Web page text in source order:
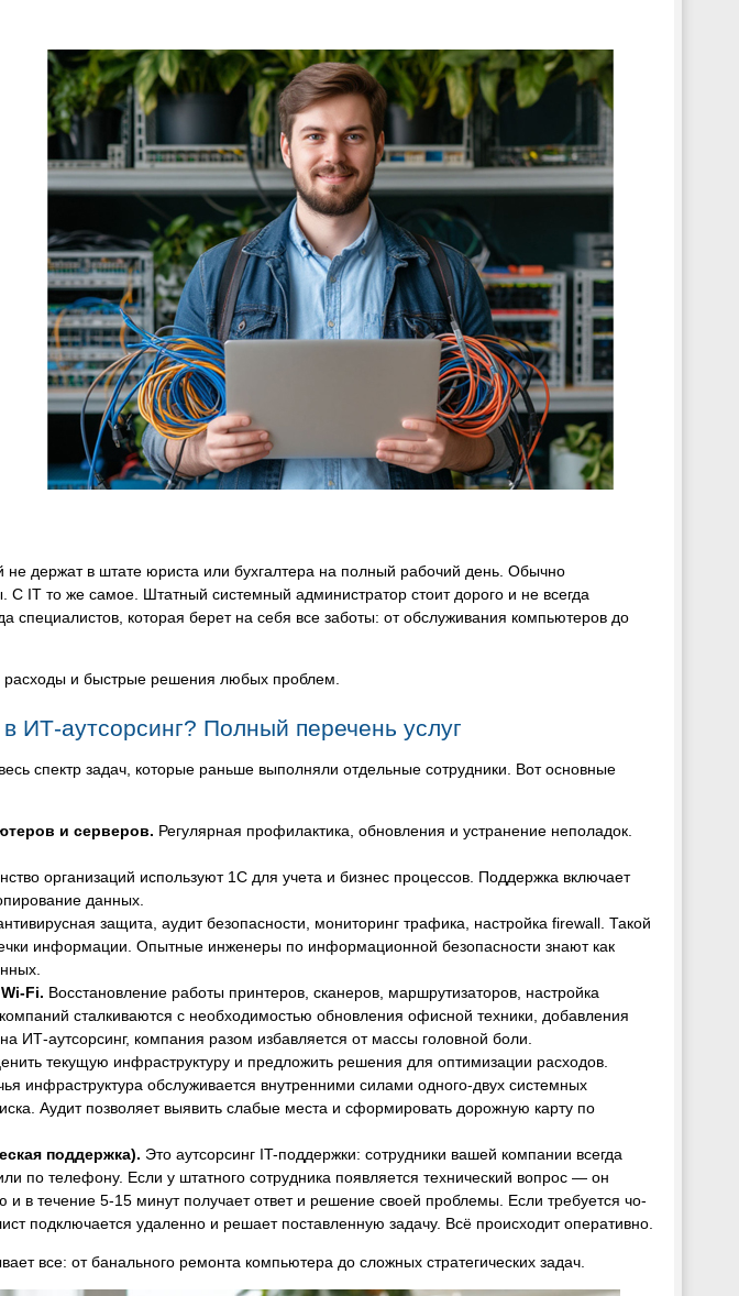
не держат в штате юриста или бухгалтера на полный рабочий день. Обычно
IT то же самое. Штатный системный администратор стоит дорого и не всегда
специалистов, которая берет на себя все заботы: от обслуживания компьютеров до
и быстрые решения любых проблем.
ИТ-аутсорсинг? Полный перечень услуг
спектр задач, которые раньше выполняли отдельные сотрудники. Вот основные
и серверов. Регулярная профилактика, обновления и устранение неполадок.
организаций используют 1С для учета и бизнес процессов. Поддержка включает
данных.
защита, аудит безопасности, мониторинг трафика, настройка firewall. Такой
информации. Опытные инженеры по информационной безопасности знают как
Fi. Восстановление работы принтеров, сканеров, маршрутизаторов, настройка
сталкиваются с необходимостью обновления офисной техники, добавления
ИТ-аутсорсинг, компания разом избавляется от массы головной боли.
текущую инфраструктуру и предложить решения для оптимизации расходов.
инфраструктура обслуживается внутренними силами одного-двух системных
Аудит позволяет выявить слабые места и сформировать дорожную карту по
поддержка). Это аутсорсинг IT-поддержки: сотрудники вашей компании всегда
по телефону. Если у штатного сотрудника появляется технический вопрос — он
и в течение 5-15 минут получает ответ и решение своей проблемы. Если требуется чо-
подключается удаленно и решает поставленную задачу. Всё происходит оперативно.
все: от банального ремонта компьютера до сложных стратегических задач.